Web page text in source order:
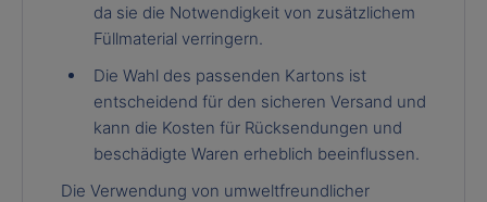
da sie die Notwendigkeit von zusätzlichem
Füllmaterial verringern.
Die Wahl des passenden Kartons ist
entscheidend für den sicheren Versand und
kann die Kosten für Rücksendungen und
beschädigte Waren erheblich beeinflussen.
Die Verwendung von umweltfreundlicher